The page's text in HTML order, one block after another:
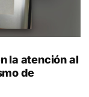
la atención al
de